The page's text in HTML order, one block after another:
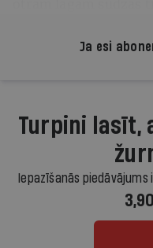
Ja esi
Turpini lasīt,
Iepazīšanās